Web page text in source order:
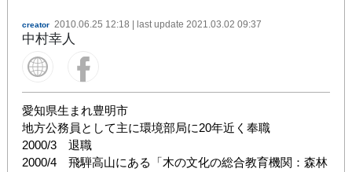
creator 2010.06.25 12:18 | last update 2021.03.02 09:37
中村幸人
愛知県生まれ豊明市
地方公務員として主に環境部局に20年近く奉職
2000/3　退職
2000/4　飛騨高山にある「木の文化の総合教育機関：森林